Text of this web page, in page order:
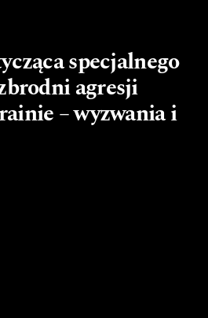
specjalnego
agresji
– wyzwania i